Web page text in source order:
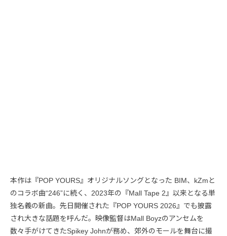
本作は『POP YOURS』オリジナルソングとなった BIM、kZmと
のコラボ曲“246”に続く、2023年の『Mall Tape 2』以来となる単
独名義の新曲。先日開催された『POP YOURS 2026』でも披露
され大きな話題を呼んだ。映像監督はMall Boyzのアンセムを
数々手がけてきたSpikey Johnが務め、郊外のモールを舞台に撮